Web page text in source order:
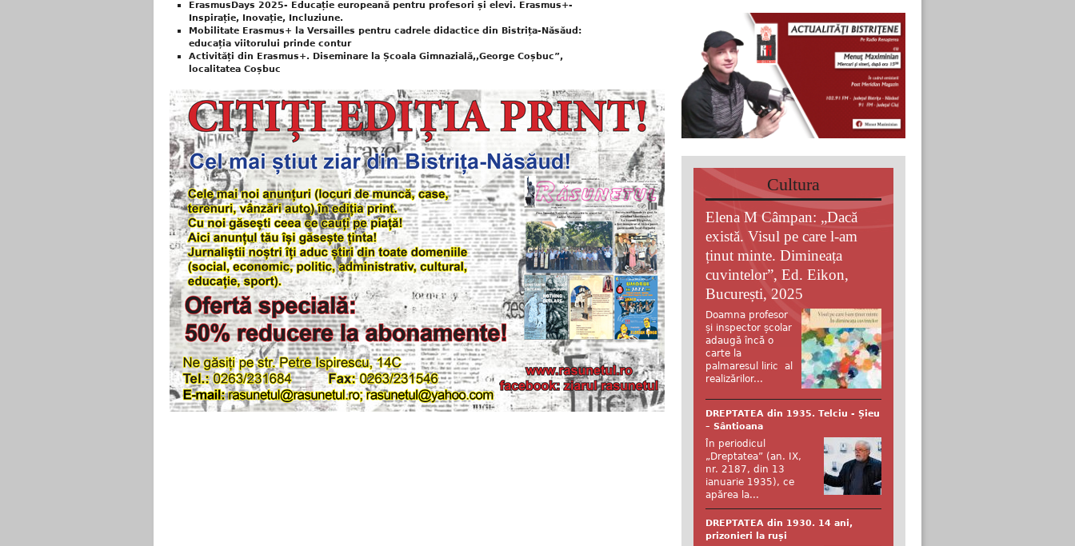
ErasmusDays 2025- Educație europeană pentru profesori și elevi. Erasmus+-
Inspirație, Inovație, Incluziune.
Mobilitate Erasmus+ la Versailles pentru cadrele didactice din Bistrița-Năsăud:
educația viitorului prinde contur
Activități din Erasmus+. Diseminare la Școala Gimnazială,,George Coșbuc”,
localitatea Coșbuc
Cultura
Elena M Câmpan: „Dacă
există. Visul pe care l-am
ținut minte. Dimineața
cuvintelor”, Ed. Eikon,
București, 2025
Doamna profesor
și inspector școlar
adaugă încă o
carte la
palmaresul liric al
realizărilor...
DREPTATEA din 1935. Telciu - Șieu
– Sântioana
În periodicul
„Dreptatea” (an. IX,
nr. 2187, din 13
ianuarie 1935), ce
apărea la...
DREPTATEA din 1930. 14 ani,
prizonieri la ruși